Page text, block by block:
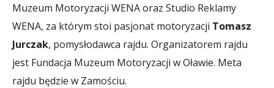
Muzeum Motoryzacji WENA oraz Studio Reklamy
WENA, za którym stoi pasjonat motoryzacji Tomasz
Jurczak, pomysłodawca rajdu. Organizatorem rajdu
jest Fundacja Muzeum Motoryzacji w Oławie. Meta
rajdu będzie w Zamościu.